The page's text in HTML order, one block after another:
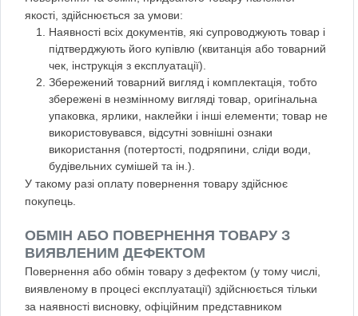
якості, здійснюється за умови:
Наявності всіх документів, які супроводжують товар і
підтверджують його купівлю (квитанція або товарний
чек, інструкція з експлуатації).
Збережений товарний вигляд і комплектація, тобто
збережені в незмінному вигляді товар, оригінальна
упаковка, ярлики, наклейки і інші елементи; товар не
використовувався, відсутні зовнішні ознаки
використання (потертості, подряпини, сліди води,
будівельних сумішей та ін.).
У такому разі оплату повернення товару здійснює
покупець.
ОБМІН АБО ПОВЕРНЕННЯ ТОВАРУ З
ВИЯВЛЕНИМ ДЕФЕКТОМ
Повернення або обмін товару з дефектом (у тому числі,
виявленому в процесі експлуатації) здійснюється тільки
за наявності висновку, офіційним представником